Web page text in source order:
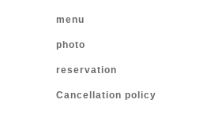
menu
photo
reservation
Cancellation policy